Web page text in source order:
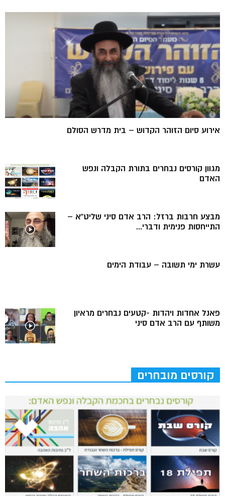
אירוע סיום הזוהר הקדוש – בית מדרש הסולם
מגוון קורסים נבחרים בתורת הקבלה ונפש
האדם
מבצע חרבות ברזל: הרב אדם סיני שליט”א –
התייחסות פנימית ודברי...
עשרת ימי תשובה – עבודת הימים
פאנל אחדות ויהדות -קטעים נבחרים מראיון
משותף עם הרב אדם סיני
קורסים מובחרים